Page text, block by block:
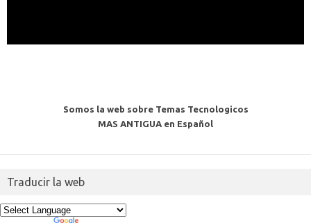
Somos la web sobre Temas Tecnologicos
MAS ANTIGUA en Español
Traducir la web